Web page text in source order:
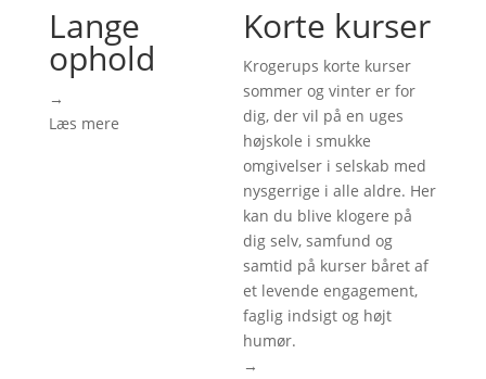
Lange
ophold
→
Læs mere
Korte kurser
Krogerups korte kurser
sommer og vinter er for
dig, der vil på en uges
højskole i smukke
omgivelser i selskab med
nysgerrige i alle aldre. Her
kan du blive klogere på
dig selv, samfund og
samtid på kurser båret af
et levende engagement,
faglig indsigt og højt
humør.
→